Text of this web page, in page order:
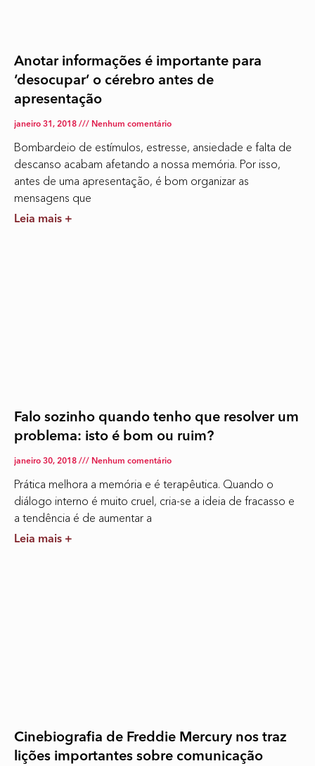
Anotar informações é importante para
‘desocupar’ o cérebro antes de
apresentação
janeiro 31, 2018 Nenhum comentário
Bombardeio de estímulos, estresse, ansiedade e falta de
descanso acabam afetando a nossa memória. Por isso,
antes de uma apresentação, é bom organizar as
mensagens que
Leia mais +
Falo sozinho quando tenho que resolver um
problema: isto é bom ou ruim?
janeiro 30, 2018 Nenhum comentário
Prática melhora a memória e é terapêutica. Quando o
diálogo interno é muito cruel, cria-se a ideia de fracasso e
a tendência é de aumentar a
Leia mais +
Cinebiografia de Freddie Mercury nos traz
lições importantes sobre comunicação